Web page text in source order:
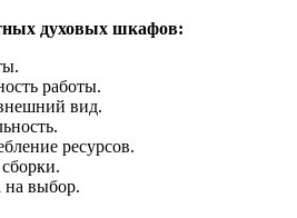
духовых шкафов:
работы.
вид.
ресурсов.
на выбор.